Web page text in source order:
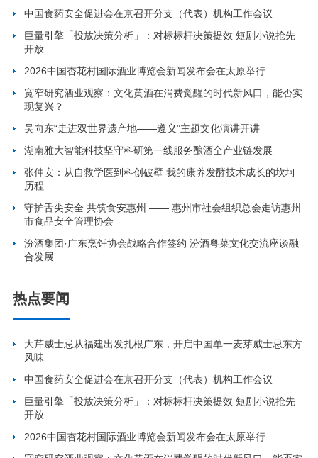
中国食药安全促进会在京召开分支（代表）机构工作会议
巨量引擎「投放决策分析」：对标标杆决策提效 短剧小说抢先
开放
2026中国杏花村国际酒业博览会新闻发布会在太原举行
宽窄研究酒业观察：文化黄酒在消费觉醒的时代新风口，能否实
现复兴？
吴向东“走进双世界遗产地——遵义”主题文化演讲开讲
湖南雅大智能科技坚守科研第一线服务酿酒全产业链发展
张仲安：从自救学医到科创破壁 我的康养发酵技术成长的坎坷
历程
守护舌尖安全 共筑食安惠州 —— 惠州市社会组织总会走访惠州
市食品安全管理协会
汾酒集团·广东烹饪协会战略合作签约 汾酒粤菜文化交流座谈融
合发展
热点要闻
大芹威士忌从福建出发扎根广东，开启中国单一麦芽威士忌东方
风味
中国食药安全促进会在京召开分支（代表）机构工作会议
巨量引擎「投放决策分析」：对标标杆决策提效 短剧小说抢先
开放
2026中国杏花村国际酒业博览会新闻发布会在太原举行